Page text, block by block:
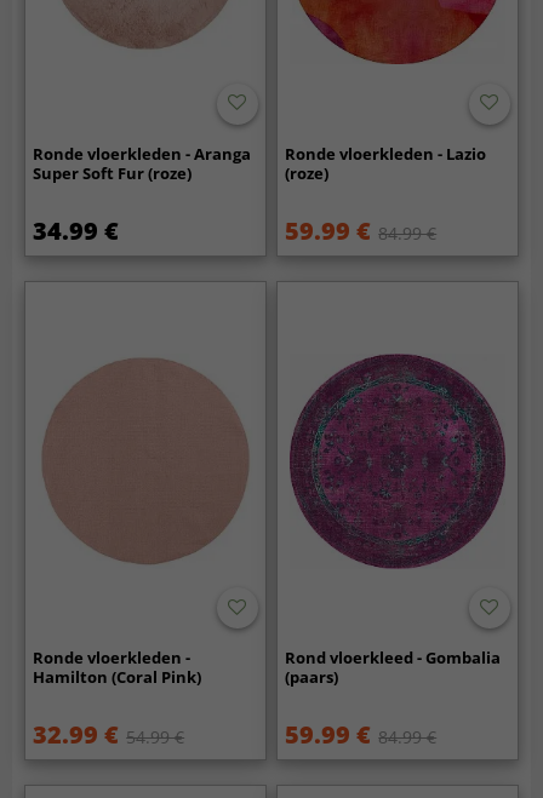
Ronde vloerkleden - Aranga
Super Soft Fur (roze)
34.99 €
Ronde vloerkleden - Lazio
(roze)
59.99 € 84.99 €
Ronde vloerkleden -
Hamilton (Coral Pink)
32.99 € 54.99 €
Rond vloerkleed - Gombalia
(paars)
59.99 € 84.99 €